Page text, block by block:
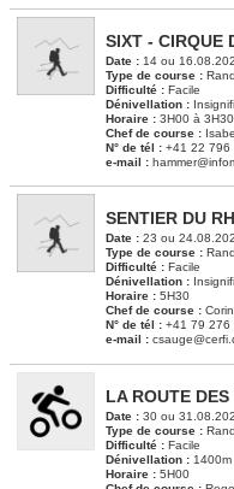
SIXT - CIRQUE
Date : 14 ou
Type de course :
Difficulté : Facile
Dénivellation :
Horaire : 3H00 à 3H30
Chef de course :
N° de tél : +41 22 796
e-mail :
SENTIER DU
Date : 23 ou
Type de course :
Difficulté : Facile
Dénivellation :
Horaire : 5H30
Chef de course :
N° de tél : +41 79 276
e-mail :
LA ROUTE
Date : 30 ou
Type de course :
Difficulté : Facile
Dénivellation : 1400m
Horaire : 5H00